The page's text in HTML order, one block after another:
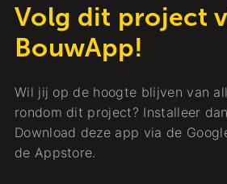
Volg dit project
BouwApp!
Wil jij op de hoogte blijven van
rondom dit project? Installeer
Download deze app via de
de Appstore.